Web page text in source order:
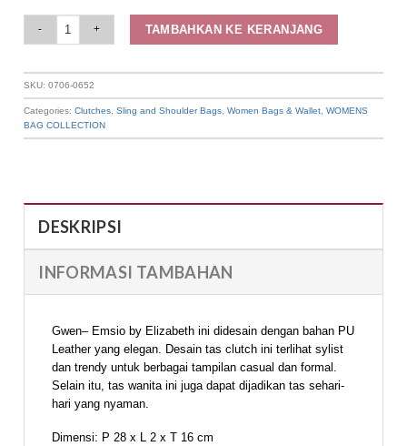
TAMBAHKAN KE KERANJANG
SKU:0706-0652
Categories:Clutches ,Sling and Shoulder Bags ,Women Bags & Wallet ,WOMENS
BAG COLLECTION
DESKRIPSI
INFORMASI TAMBAHAN
Gwen– Emsio by Elizabeth ini didesain dengan bahan PU
Leather yang elegan. Desain tas clutch ini terlihat sylist
dan trendy untuk berbagai tampilan casual dan formal.
Selain itu, tas wanita ini juga dapat dijadikan tas sehari-
hari yang nyaman.
Dimensi: P 28 x L 2 x T 16 cm